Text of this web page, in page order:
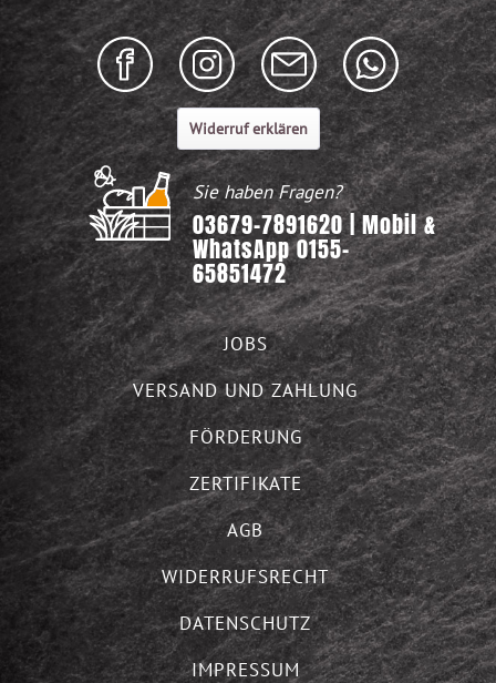
Widerruf erklären
Sie haben Fragen?
03679-7891620 | Mobil &
WhatsApp 0155-
65851472
JOBS
VERSAND UND ZAHLUNG
FÖRDERUNG
ZERTIFIKATE
AGB
WIDERRUFSRECHT
DATENSCHUTZ
IMPRESSUM